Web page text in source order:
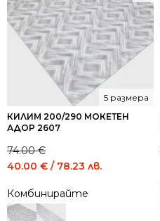
КИЛИМ 200/290 МОКЕТЕН
АДОР 2607
5 размера
74.00€
Original
was:
74.00 €
40.00 € / 78.23 лв.
Комбинирайте